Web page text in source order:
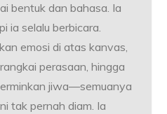
bentuk dan bahasa. Ia
ia selalu berbicara.
emosi di atas kanvas,
perasaan, hingga
jiwa—semuanya
tak pernah diam. Ia